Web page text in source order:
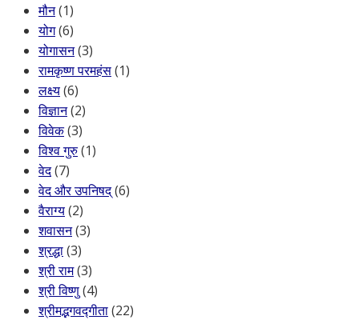
मौन(1)
योग(6)
योगासन(3)
रामकृष्ण परमहंस(1)
लक्ष्य(6)
विज्ञान(2)
विवेक(3)
विश्व गुरु(1)
वेद(7)
वेद और उपनिषद्(6)
वैराग्य(2)
शवासन(3)
श्रद्धा(3)
श्री राम(3)
श्री विष्णु(4)
श्रीमद्भगवद्गीता(22)